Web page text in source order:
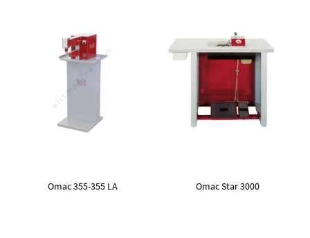
Omac 355-355 LA Omac Star 3000